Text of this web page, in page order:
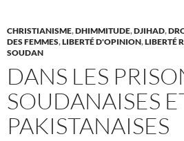
CHRISTIANISME,DHIMMITUDE,DJIHAD,
DES FEMMES,LIBERTÉ D'OPINION,LIBERTÉ
SOUDAN
DANS LES
SOUDANAISES
PAKISTANAISES